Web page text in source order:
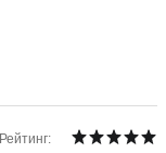
Рейтинг: